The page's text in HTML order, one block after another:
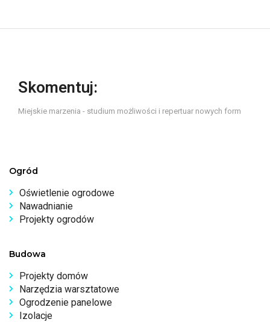
Skomentuj:
Miejskie marzenia - studium możliwości i repertuar nowych form
Ogród
Oświetlenie ogrodowe
Nawadnianie
Projekty ogrodów
Budowa
Projekty domów
Narzędzia warsztatowe
Ogrodzenie panelowe
Izolacje